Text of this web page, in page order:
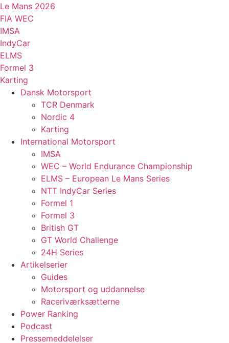
Videre
til
indhold
Le Mans 2026
FIA WEC
IMSA
IndyCar
ELMS
Formel 3
Karting
Dansk Motorsport
TCR Denmark
Nordic 4
Karting
International Motorsport
IMSA
WEC – World Endurance Championship
ELMS – European Le Mans Series
NTT IndyCar Series
Formel 1
Formel 3
British GT
GT World Challenge
24H Series
Artikelserier
Guides
Motorsport og uddannelse
Raceriværksætterne
Power Ranking
Podcast
Pressemeddelelser